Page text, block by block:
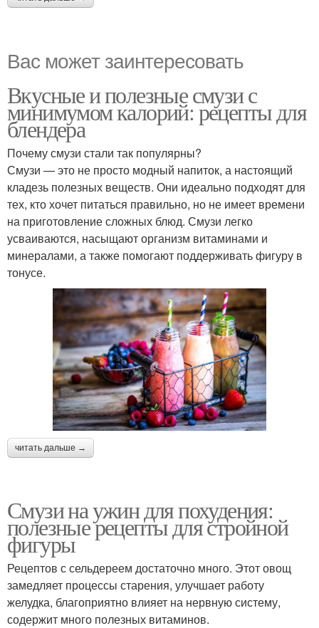
Вас может заинтересовать
Вкусные и полезные смузи с
минимумом калорий: рецепты для
блендера
Почему смузи стали так популярны?
Смузи — это не просто модный напиток, а настоящий
кладезь полезных веществ. Они идеально подходят для
тех, кто хочет питаться правильно, но не имеет времени
на приготовление сложных блюд. Смузи легко
усваиваются, насыщают организм витаминами и
минералами, а также помогают поддерживать фигуру в
тонусе.
читать дальше →
Смузи на ужин для похудения:
полезные рецепты для стройной
фигуры
Рецептов с сельдереем достаточно много. Этот овощ
замедляет процессы старения, улучшает работу
желудка, благоприятно влияет на нервную систему,
содержит много полезных витаминов.